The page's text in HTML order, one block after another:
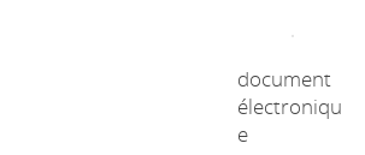
document
électroniqu
e